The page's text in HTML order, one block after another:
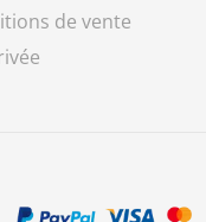
de vente